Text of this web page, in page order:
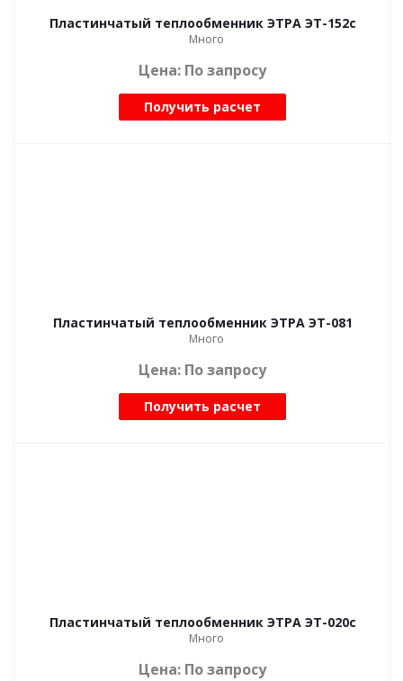
Пластинчатый теплообменник ЭТРА ЭТ-152с
Много
Цена: По запросу
Получить расчет
Пластинчатый теплообменник ЭТРА ЭТ-081
Много
Цена: По запросу
Получить расчет
Пластинчатый теплообменник ЭТРА ЭТ-020с
Много
Цена: По запросу